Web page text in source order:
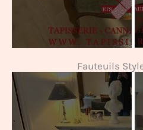
Fauteuils